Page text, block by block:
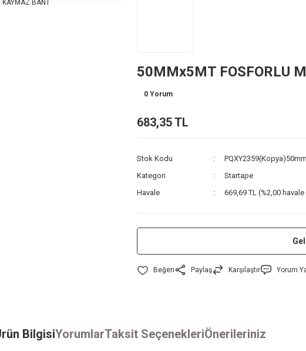
50MMx5MT FOSFORLU
0 Yorum
683,35 TL
Stok Kodu
Kategori
Startape
Havale
669,69 TL (%2,00
Paylaş Karşılaştır Yorum
BilgisiYorumlarTaksit SeçenekleriÖnerileriniz